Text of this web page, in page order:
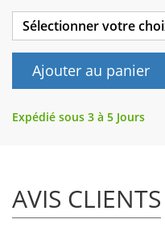
Sélectionner votre
Ajouter au panier
Expédié sous 3 à 5 Jours
AVIS CLIENTS